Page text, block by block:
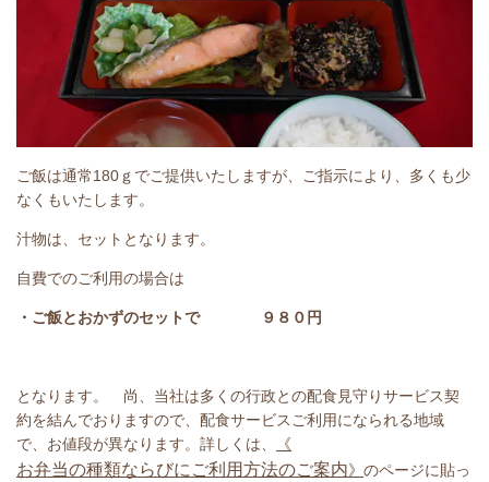
ご飯は通常180ｇでご提供いたしますが、ご指示により、多くも少
なくもいたします。
汁物は、セットとなります。
自費でのご利用の場合は
・ご飯とおかずのセットで ９８０円
となります。 尚、当社は多くの行政との配食見守りサービス契
約を結んでおりますので、配食サービスご利用になられる地域
で、お値段が異なります。詳しくは、
《
お弁当の種類ならびにご利用方法のご案内》 のページに貼っ